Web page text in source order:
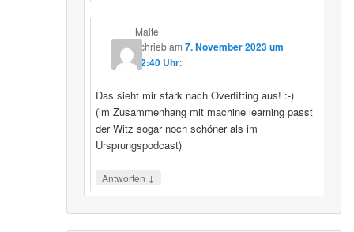
Malte
schriebam7. November 2023 um
22:40 Uhr:
Das sieht mir stark nach Overfitting aus! :-)
(im Zusammenhang mit machine learning passt
der Witz sogar noch schöner als im
Ursprungspodcast)
Antworten ↓